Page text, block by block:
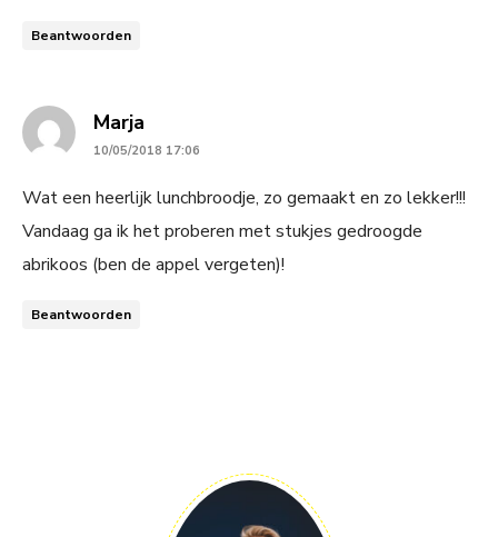
Beantwoorden
Marja
10/05/2018 17:06
Wat een heerlijk lunchbroodje, zo gemaakt en zo lekker!!!
Vandaag ga ik het proberen met stukjes gedroogde
abrikoos (ben de appel vergeten)!
Beantwoorden